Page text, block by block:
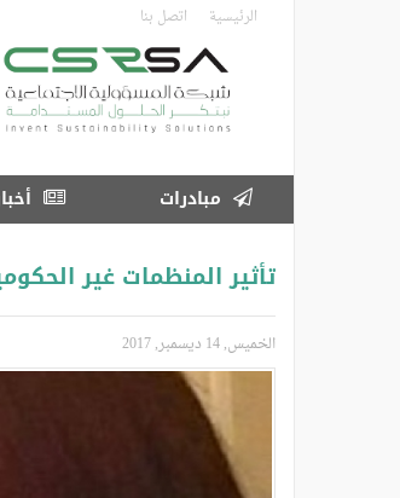
الرئيسية اتصل بنا
مبادرات
تأثير المنظمات غير
الخميس, 14 ديسمبر, 2017